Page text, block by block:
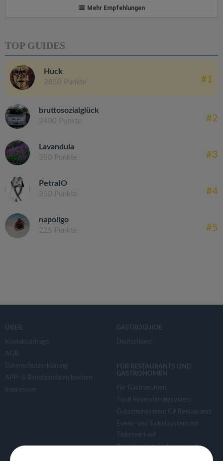
Mehr Empfehlungen
TOP GUIDES
Huck
2850 Punkte #1
bruttosozialglück
2400 Punkte #2
Lavandula
350 Punkte #3
PetraIO
350 Punkte #4
napoligo
225 Punkte #5
ÜBER
Kontaktanfrage
AGB
Datenschutzerklärung
APP- & Benutzerdaten löschen
Impressum
GASTROGUIDE
Deutschland
FÜR RESTAURANTS UND
GASTRONOMEN
Für Gastronomen
Tisch Reservierungsystem
Gutscheinsystem für Restaurants
Event- und Ticketsystem mit
Ticketverkauf
Bestellsystem Lieferung und